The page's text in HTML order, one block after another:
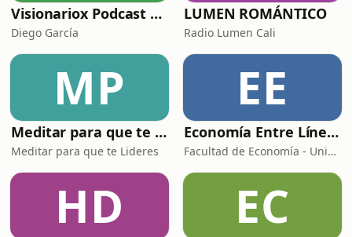
Visionariox Podcast con Diego García
Diego García
LUMEN ROMÁNTICO
Radio Lumen Cali
MP
Meditar para que te Lideres
Meditar para que te Lideres
EE
Economía Entre Líneas
Facultad de Economía - Universidad Externado de Colombia
HD EC